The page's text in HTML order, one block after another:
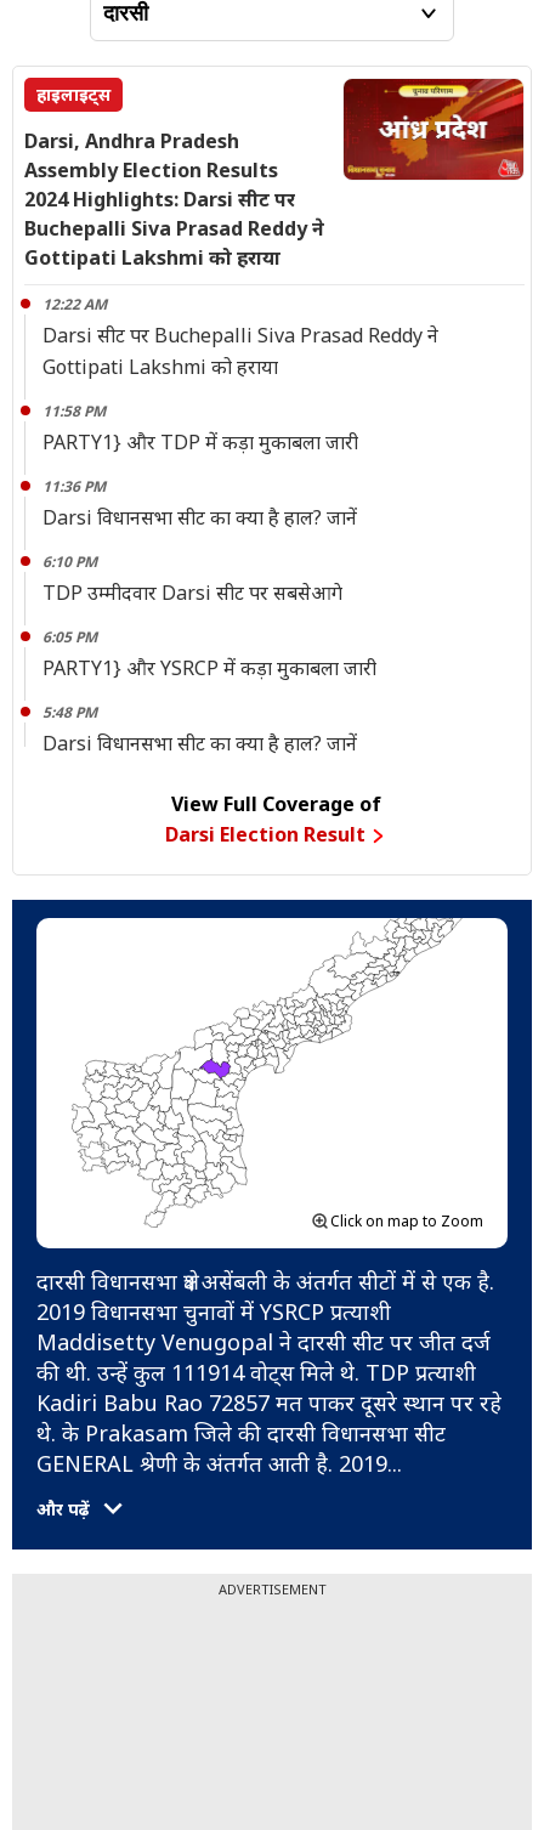
हाइलाइट्स
Darsi, Andhra Pradesh
Assembly Election Results
2024 Highlights: Darsi सीट पर
Buchepalli Siva Prasad Reddy ने
Gottipati Lakshmi को हराया
12:22 AM
Darsi सीट पर Buchepalli Siva Prasad Reddy ने
Gottipati Lakshmi को हराया
11:58 PM
PARTY1} और TDP में कड़ा मुकाबला जारी
11:36 PM
Darsi विधानसभा सीट का क्या है हाल? जानें
6:10 PM
TDP उम्मीदवार Darsi सीट पर सबसेआगे
6:05 PM
PARTY1} और YSRCP में कड़ा मुकाबला जारी
5:48 PM
Darsi विधानसभा सीट का क्या है हाल? जानें
View Full Coverage of
Darsi Election Result
Click on map to Zoom
दारसी विधानसभा क्षेत्र असेंबली के अंतर्गत सीटों में से एक है.
2019 विधानसभा चुनावों में YSRCP प्रत्याशी
Maddisetty Venugopal ने दारसी सीट पर जीत दर्ज
की थी. उन्हें कुल 111914 वोट्स मिले थे. TDP प्रत्याशी
Kadiri Babu Rao 72857 मत पाकर दूसरे स्थान पर रहे
थे. के Prakasam जिले की दारसी विधानसभा सीट
GENERAL श्रेणी के अंतर्गत आती है. 2019...
और पढ़ें
ADVERTISEMENT